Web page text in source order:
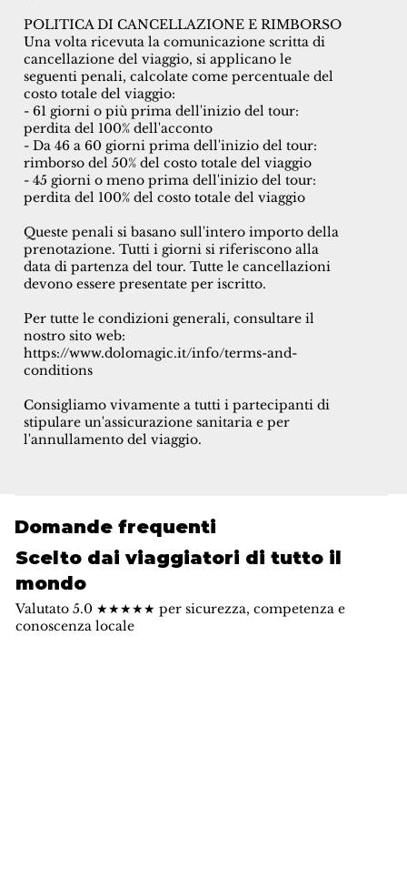
POLITICA DI CANCELLAZIONE E RIMBORSO
Una volta ricevuta la comunicazione scritta di
cancellazione del viaggio, si applicano le
seguenti penali, calcolate come percentuale del
costo totale del viaggio:
- 61 giorni o più prima dell'inizio del tour:
perdita del 100% dell'acconto
- Da 46 a 60 giorni prima dell'inizio del tour:
rimborso del 50% del costo totale del viaggio
- 45 giorni o meno prima dell'inizio del tour:
perdita del 100% del costo totale del viaggio
Queste penali si basano sull'intero importo della
prenotazione. Tutti i giorni si riferiscono alla
data di partenza del tour. Tutte le cancellazioni
devono essere presentate per iscritto.
Per tutte le condizioni generali, consultare il
nostro sito web:
https://www.dolomagic.it/info/terms-and-
conditions
Consigliamo vivamente a tutti i partecipanti di
stipulare un'assicurazione sanitaria e per
l'annullamento del viaggio.
Domande frequenti
Scelto dai viaggiatori di tutto il
mondo
Valutato 5.0 ★★★★★ per sicurezza, competenza e
conoscenza locale